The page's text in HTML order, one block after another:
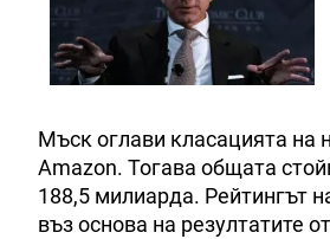
Мъск оглави класацията на
Amazon. Тогава общата
188,5 милиарда. Рейтингът
въз основа на резултатите